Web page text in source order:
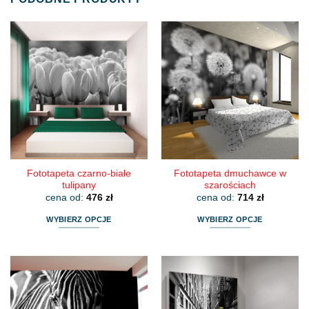
Fototapeta czarno-białe
tulipany
cena od: 476 zł
WYBIERZ OPCJE
wiele
wariantów.
Fototapeta dmuchawce w
szarościach
cena od: 714 zł
WYBIERZ OPCJE
wiele
wariantów.